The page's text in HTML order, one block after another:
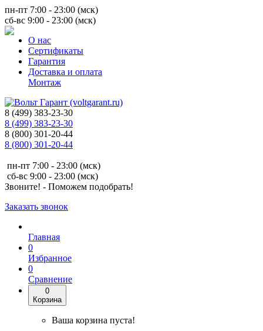
пн-пт 7:00 - 23:00 (мск)
сб-вс 9:00 - 23:00 (мск)
О нас
Сертификаты
Гарантия
Доставка и оплата
Монтаж
8 (499) 383-23-30
8 (499) 383-23-30
8 (800) 301-20-44
8 (800) 301-20-44
пн-пт 7:00 - 23:00 (мск)
сб-вс 9:00 - 23:00 (мск)
Звоните! - Поможем подобрать!
Заказать звонок
Главная
0
Избранное
0
Сравнение
0
Корзина
Ваша корзина пуста!